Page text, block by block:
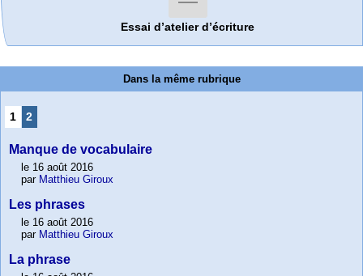
Essai d’atelier d’écriture
Dans la même rubrique
1 2
Manque de vocabulaire
le 16 août 2016
par Matthieu Giroux
Les phrases
le 16 août 2016
par Matthieu Giroux
La phrase